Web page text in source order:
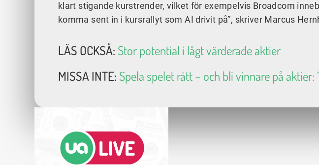
klart stigande kurstrender, vilket för exempelvis Broadcom
komma sent in i kursrallyt som AI drivit på”, skriver Marcus
LÄS OCKSÅ: Stor potential i lågt värderade aktier
MISSA INTE: Spela spelet rätt – och bli vinnare på aktier: